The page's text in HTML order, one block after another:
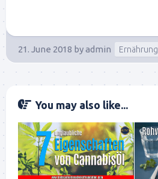
21. June 2018 byadmin Ernährung
You may also like...